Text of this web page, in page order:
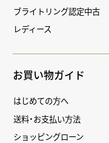
ブライトリング認定中古
レディース
お買い物ガイド
はじめての方へ
送料・お支払い方法
ショッピングローン